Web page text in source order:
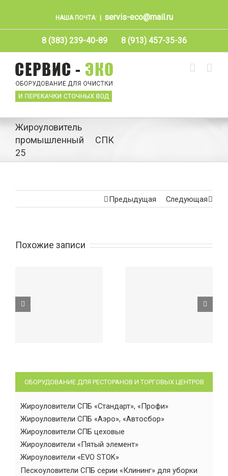
НАША ПОЧТА: servis-eco@mail.ru
8 (383) 239-40-89 8 (913) 457-35-36
Жироуловитель
промышленный СПК
25
Предыдущая Следующая
Похожие записи
ОБОРУДОВАНИЕ ДЛЯ РЕСТОРАНОВ И ТОРГОВЫХ ЦЕНТРОВ
Жироуловители СПБ «Стандарт», «Профи»
Жироуловители СПБ «Аэро», «Автосбор»
Жироуловители СПБ цеховые
Жироуловители «Пятый элемент»
Жироуловители «EVO STOK»
Пескоуловители СПБ серии «Клининг» для уборки